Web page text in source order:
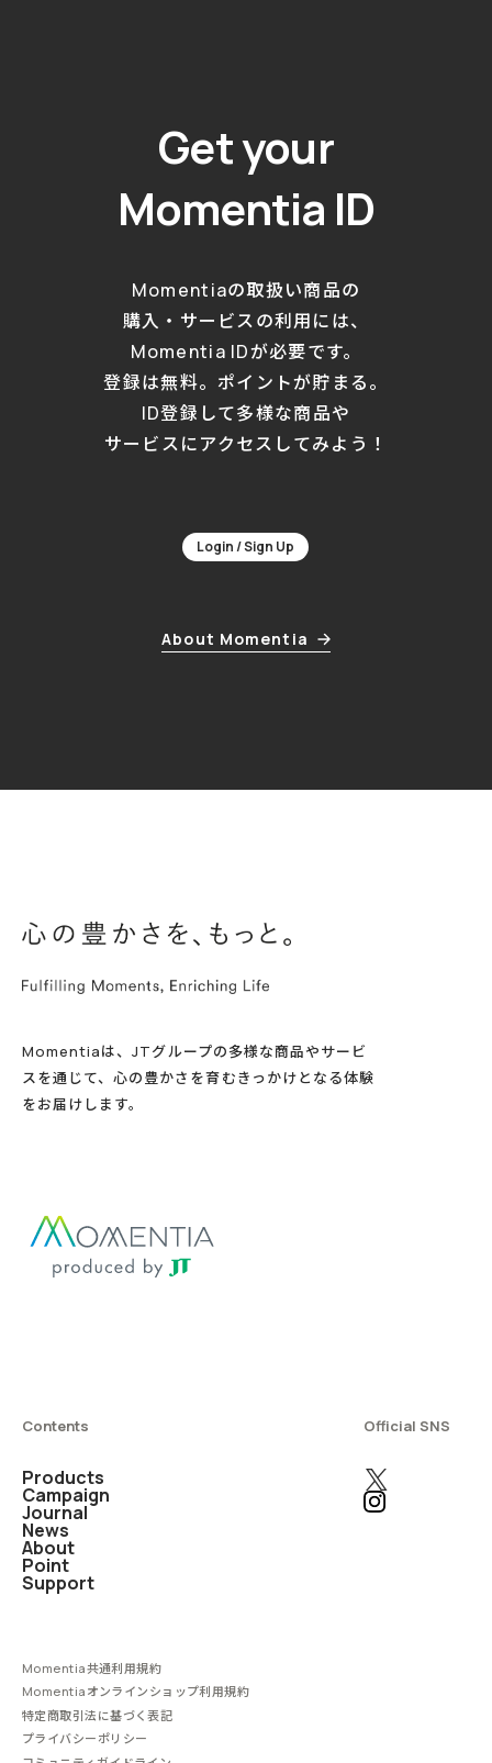
Get your
Momentia ID
Momentiaの取扱い商品の
購入・サービスの利用には、
Momentia IDが必要です。
登録は無料。ポイントが貯まる。
ID登録して多様な商品や
サービスにアクセスしてみよう！
Login / Sign Up
About Momentia
Momentiaは、JTグループの多様な商品やサービ
スを通じて、心の豊かさを育むきっかけとなる体験
をお届けします。
Contents
Products
Campaign
Journal
News
About
Point
Support
Official SNS
Momentia共通利用規約
Momentiaオンラインショップ利用規約
特定商取引法に基づく表記
プライバシーポリシー